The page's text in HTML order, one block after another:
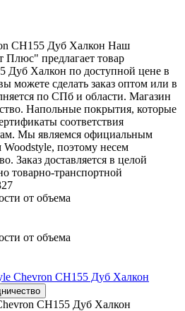
CH155 Дуб Халкон Наш
Плюс" предлагает товар
Дуб Халкон по доступной цене в
можете сделать заказ оптом или в
по СПб и области. Магазин
Напольные покрытия, которые
соответствия
Мы являемся официальным
поэтому несем
Заказ доставляется в целой
товарно-транспортной
от объема
от объема
CH155 Дуб Халкон